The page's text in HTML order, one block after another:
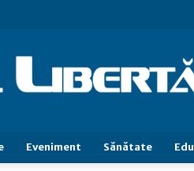
Cuvântul
Eveniment Sănătate